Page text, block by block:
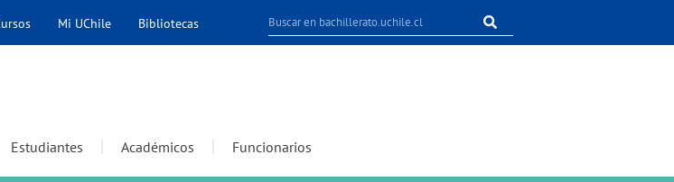
Mi UChile Bibliotecas
Estudiantes Académicos Funcionarios